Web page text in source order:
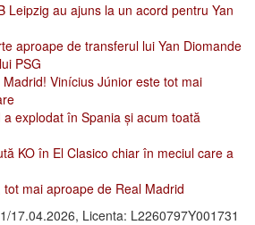
Leipzig au ajuns la un acord pentru Yan
aproape de transferul lui Yan Diomande
PSG
Vinícius Júnior este tot mai
explodat în Spania și acum toată
KO în El Clasico chiar în meciul care a
mai aproape de Real Madrid
17.04.2026, Licenta: L2260797Y001731